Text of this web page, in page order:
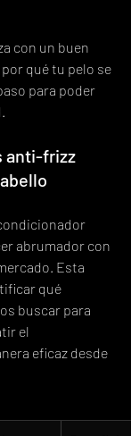
con un buen
qué tu pelo se
para poder
anti-frizz
abrumador con
Esta
qué
buscar para
el
eficaz desde